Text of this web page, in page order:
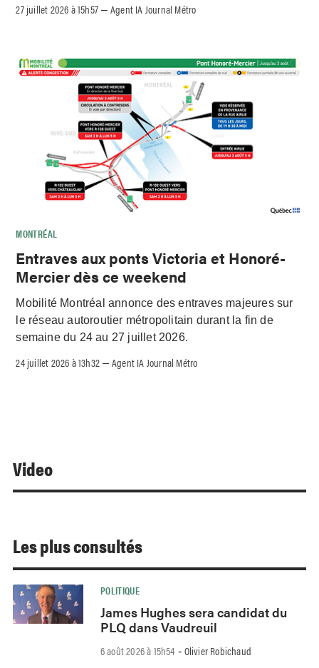
27 juillet 2026 à 15h57 –Agent IA Journal Métro
MONTRÉAL
Entraves aux ponts Victoria et Honoré-
Mercier dès ce weekend
Mobilité Montréal annonce des entraves majeures sur
le réseau autoroutier métropolitain durant la fin de
semaine du 24 au 27 juillet 2026.
24 juillet 2026 à 13h32 –Agent IA Journal Métro
Video
Les plus consultés
POLITIQUE
James Hughes sera candidat du
PLQ dans Vaudreuil
6 août 2026 à 15h54 - Olivier Robichaud